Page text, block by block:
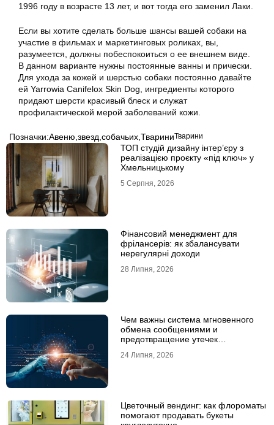
1996 году в возрасте 13 лет, и вот тогда его заменил Лаки.
Если вы хотите сделать больше шансы вашей собаки на
участие в фильмах и маркетинговых роликах, вы,
разумеется, должны побеспокоиться о ее внешнем виде.
В данном варианте нужны постоянные ванны и прически.
Для ухода за кожей и шерстью собаки постоянно давайте
ей Yarrowia Canifelox Skin Dog, ингредиенты которого
придают шерсти красивый блеск и служат
профилактической мерой заболеваний кожи.
Позначки:Авеню звезд собачьих ТвариниТварини
ТОП студій дизайну інтер’єру з
реалізацією проєкту «під ключ» у
Хмельницькому
5 Серпня, 2026
Фінансовий менеджмент для
фрілансерів: як збалансувати
нерегулярні доходи
28 Липня, 2026
Чем важны система мгновенного
обмена сообщениями и
предотвращение утечек
24 Липня, 2026
Цветочный вендинг: как флороматы
помогают продавать букеты